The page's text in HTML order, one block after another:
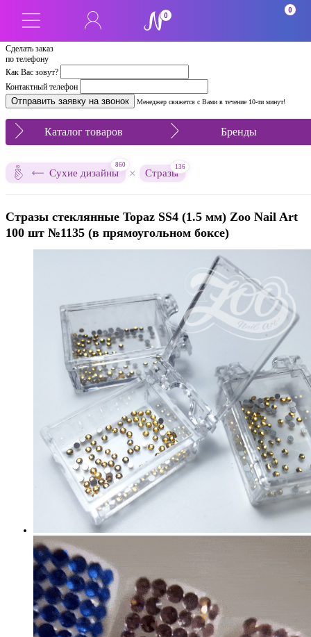
Сделать заказ
по телефону
Как Вас зовут?
Контактный телефон
Менеджер свяжется с Вами в течение 10-ти минут!
0
0
Каталог товаров Бренды
Сухие дизайны
860
× Стразы
136
Стразы стеклянные Topaz SS4 (1.5 мм) Zoo Nail Art
100 шт №1135 (в прямоугольном боксе)